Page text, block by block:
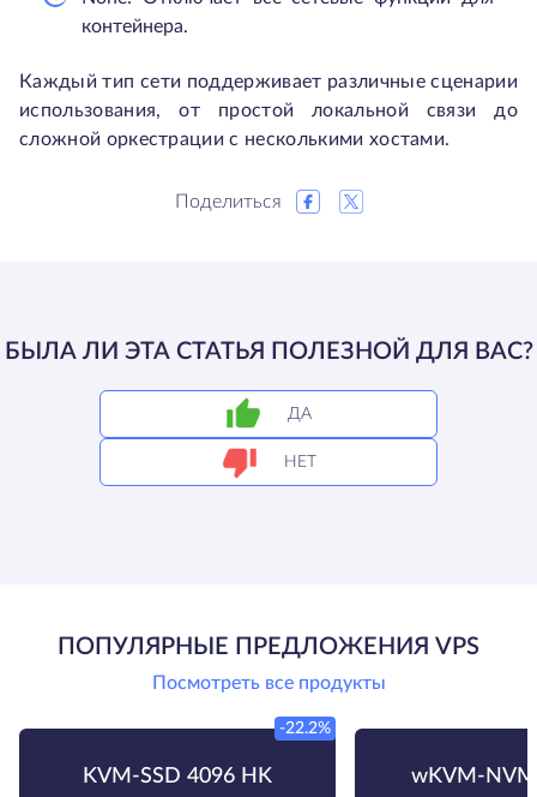
контейнера.
Каждый тип сети поддерживает различные сценарии
использования, от простой локальной связи до
сложной оркестрации с несколькими хостами.
Поделиться
БЫЛА ЛИ ЭТА СТАТЬЯ ПОЛЕЗНОЙ ДЛЯ ВАС?
ДА
НЕТ
ПОПУЛЯРНЫЕ ПРЕДЛОЖЕНИЯ VPS
Посмотреть все продукты
KVM-SSD 4096 HK
-22.2%
wKVM-